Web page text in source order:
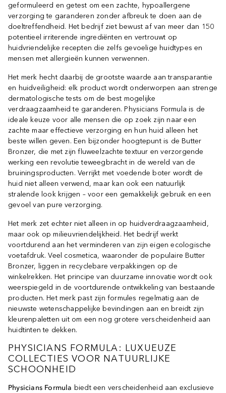
geformuleerd en getest om een zachte, hypoallergene
verzorging te garanderen zonder afbreuk te doen aan de
doeltreffendheid. Het bedrijf ziet bewust af van meer dan 150
potentieel irriterende ingrediënten en vertrouwt op
huidvriendelijke recepten die zelfs gevoelige huidtypes en
mensen met allergieën kunnen verwennen.
Het merk hecht daarbij de grootste waarde aan transparantie
en huidveiligheid: elk product wordt onderworpen aan strenge
dermatologische tests om de best mogelijke
verdraagzaamheid te garanderen. Physicians Formula is de
ideale keuze voor alle mensen die op zoek zijn naar een
zachte maar effectieve verzorging en hun huid alleen het
beste willen geven. Een bijzonder hoogtepunt is de Butter
Bronzer, die met zijn fluweelzachte textuur en verzorgende
werking een revolutie teweegbracht in de wereld van de
bruiningsproducten. Verrijkt met voedende boter wordt de
huid niet alleen verwend, maar kan ook een natuurlijk
stralende look krijgen – voor een gemakkelijk gebruik en een
gevoel van pure verzorging.
Het merk zet echter niet alleen in op huidverdraagzaamheid,
maar ook op milieuvriendelijkheid. Het bedrijf werkt
voortdurend aan het verminderen van zijn eigen ecologische
voetafdruk. Veel cosmetica, waaronder de populaire Butter
Bronzer, liggen in recyclebare verpakkingen op de
winkelrekken. Het principe van duurzame innovatie wordt ook
weerspiegeld in de voortdurende ontwikkeling van bestaande
producten. Het merk past zijn formules regelmatig aan de
nieuwste wetenschappelijke bevindingen aan en breidt zijn
kleurenpaletten uit om een nog grotere verscheidenheid aan
huidtinten te dekken.
PHYSICIANS FORMULA: LUXUEUZE
COLLECTIES VOOR NATUURLIJKE
SCHOONHEID
Physicians Formula biedt een verscheidenheid aan exclusieve